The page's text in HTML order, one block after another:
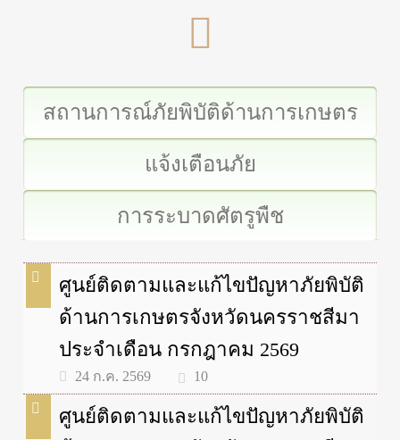
สถานการณ์ภัยพิบัติด้านการเกษตร
แจ้งเตือนภัย
การระบาดศัตรูพืช
ศูนย์ติดตามและแก้ไขปัญหาภัยพิบัติ
ด้านการเกษตรจังหวัดนครราชสีมา
ประจำเดือน กรกฎาคม 2569
24 ก.ค. 2569 10
ศูนย์ติดตามและแก้ไขปัญหาภัยพิบัติ